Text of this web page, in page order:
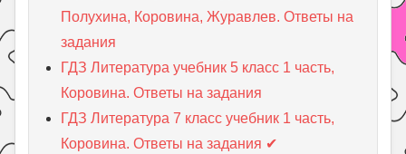
Полухина, Коровина, Журавлев. Ответы на
задания
ГДЗ Литература учебник 5 класc 1 часть,
Коровина. Ответы на задания
ГДЗ Литература 7 класc учебник 1 часть,
Коровина. Ответы на задания ✔